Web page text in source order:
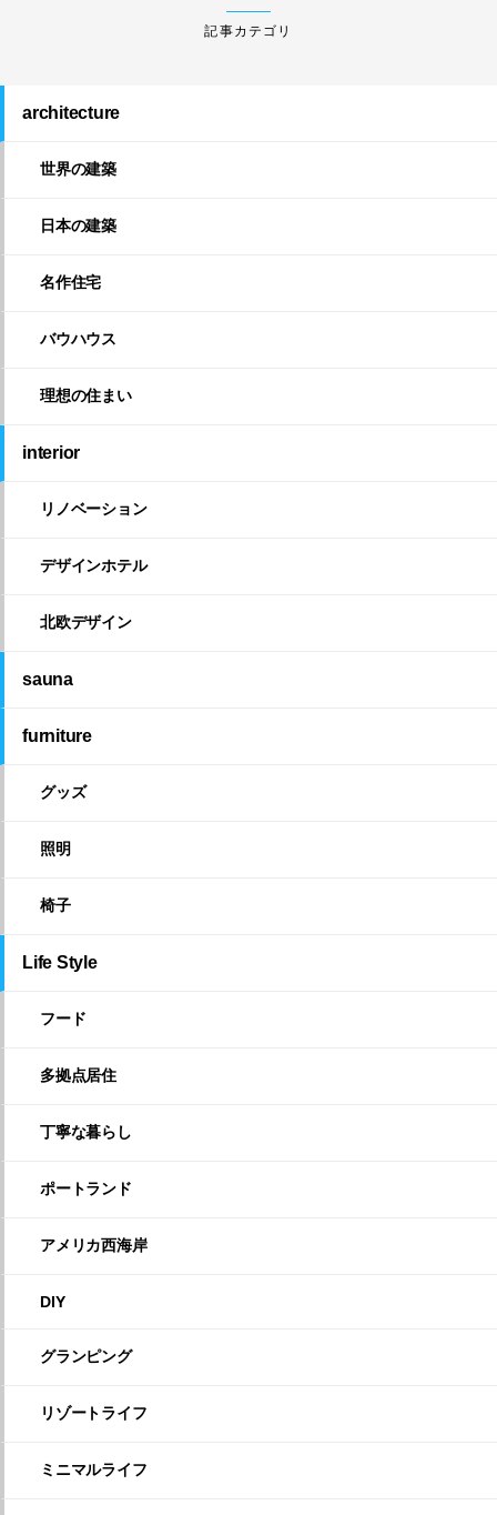
architecture
世界の建築
日本の建築
名作住宅
バウハウス
理想の住まい
interior
リノベーション
デザインホテル
北欧デザイン
sauna
furniture
グッズ
照明
椅子
Life Style
フード
多拠点居住
丁寧な暮らし
ポートランド
アメリカ西海岸
DIY
グランピング
リゾートライフ
ミニマルライフ